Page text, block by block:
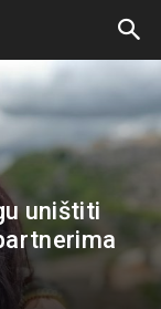
uništiti